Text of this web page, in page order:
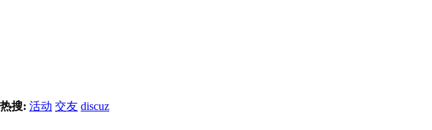
热搜: 活动 交友 discuz